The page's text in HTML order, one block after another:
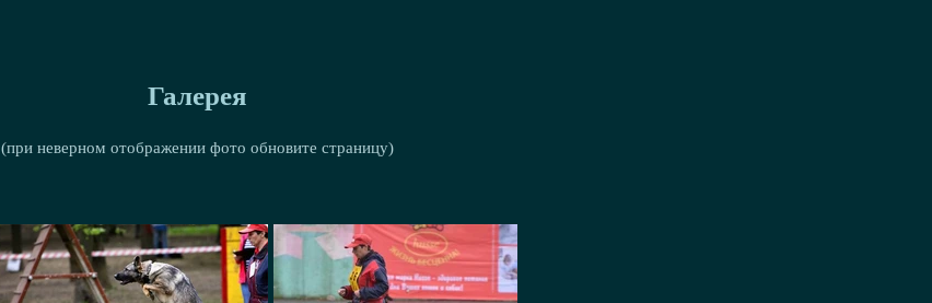
Галерея
(при неверном отображении фото обновите страницу)